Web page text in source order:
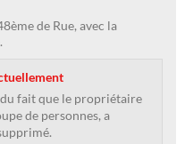
de Rue, avec la
fait que le propriétaire
de personnes, a